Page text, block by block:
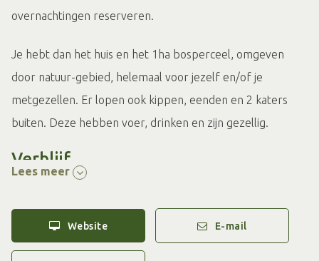
overnachtingen reserveren.
Je hebt dan het huis en het 1ha bosperceel, omgeven
door natuur-gebied, helemaal voor jezelf en/of je
metgezellen. Er lopen ook kippen, eenden en 2 katers
buiten. Deze hebben voer, drinken en zijn gezellig.
Verblijf
Er zijn 2 slaapkamers waarvan één slaapkamer met één
twijfelaar (1.4 m breed) met een hoogslaper erboven. Er
is een ruime woonkamer, keuken en een badkamer met
Lees meer
Website E-mail